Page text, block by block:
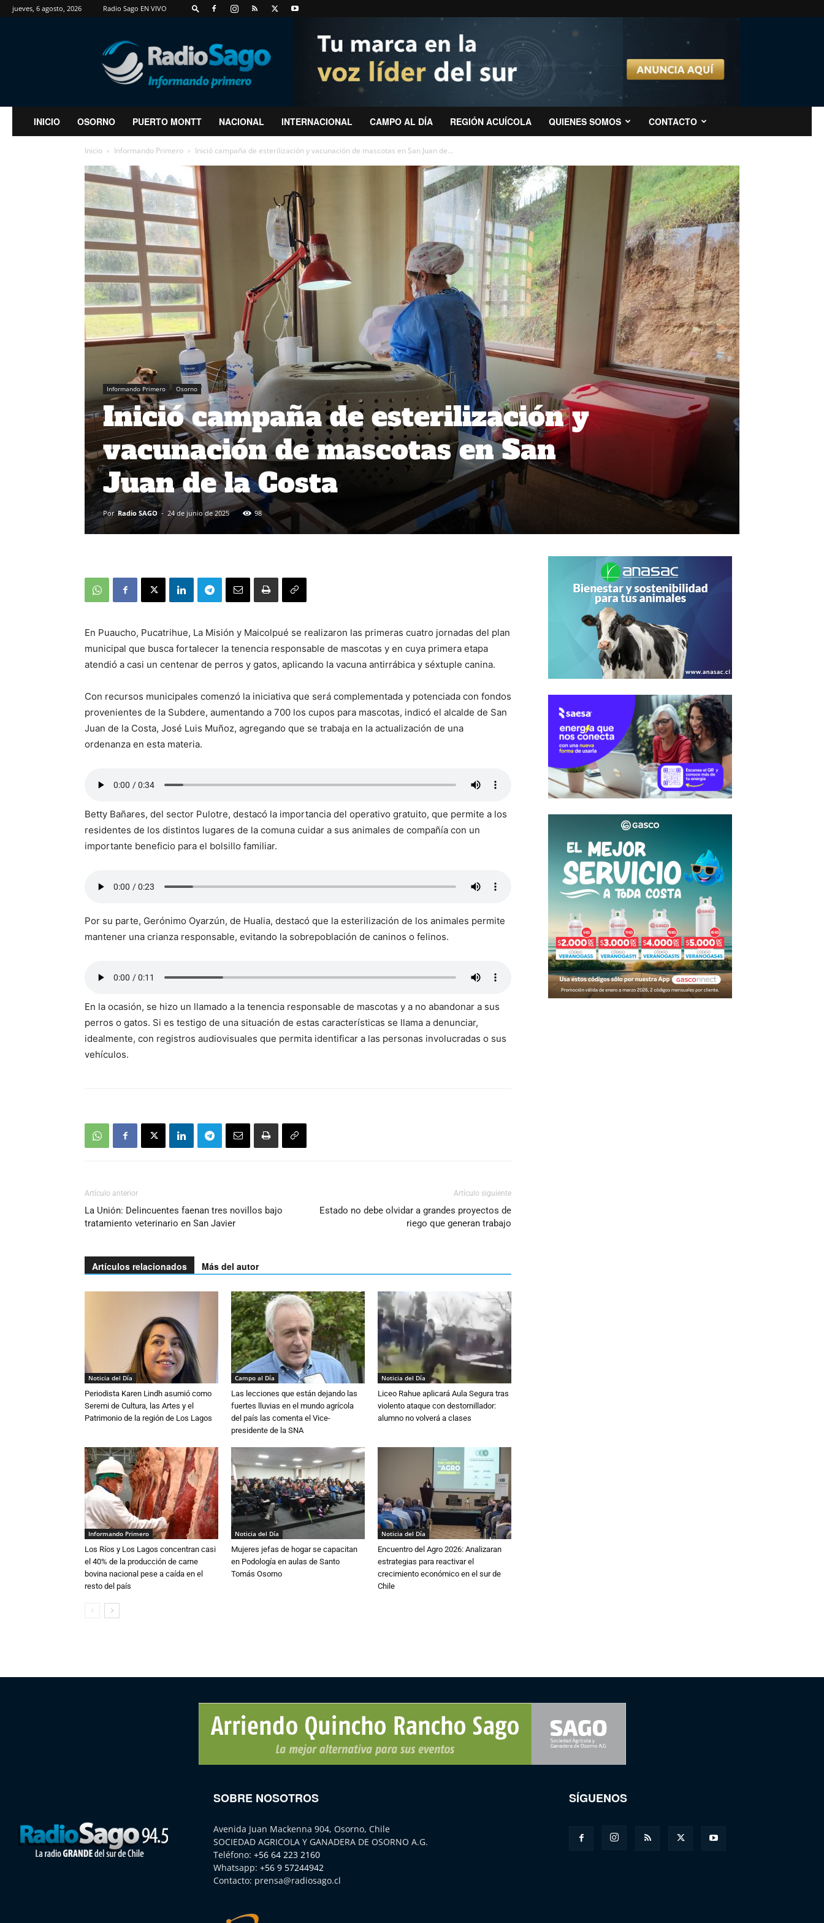
jueves, 6 agosto, 2026 Radio Sago EN VIVO
RadioSago
INICIO OSORNO PUERTO MONTT NACIONAL INTERNACIONAL CAMPO AL DÍA REGIÓN ACUÍCOLA QUIENES SOMOS CONTACTO
Inicio Informando Primero Inició campaña de esterilización y vacunación de mascotas en San Juan de...
Informando Primero Osorno
Inició campaña de esterilización y
vacunación de mascotas en San
Juan de la Costa
Por Radio SAGO - 24 de junio de 2025 98
En Puaucho, Pucatrihue, La Misión y Maicolpué se realizaron las primeras cuatro jornadas del plan
municipal que busca fortalecer la tenencia responsable de mascotas y en cuya primera etapa
atendió a casi un centenar de perros y gatos, aplicando la vacuna antirrábica y séxtuple canina.
Con recursos municipales comenzó la iniciativa que será complementada y potenciada con fondos
provenientes de la Subdere, aumentando a 700 los cupos para mascotas, indicó el alcalde de San
Juan de la Costa, José Luis Muñoz, agregando que se trabaja en la actualización de una
ordenanza en esta materia.
Betty Bañares, del sector Pulotre, destacó la importancia del operativo gratuito, que permite a los
residentes de los distintos lugares de la comuna cuidar a sus animales de compañía con un
importante beneficio para el bolsillo familiar.
Por su parte, Gerónimo Oyarzún, de Hualia, destacó que la esterilización de los animales permite
mantener una crianza responsable, evitando la sobrepoblación de caninos o felinos.
En la ocasión, se hizo un llamado a la tenencia responsable de mascotas y a no abandonar a sus
perros o gatos. Si es testigo de una situación de estas características se llama a denunciar,
idealmente, con registros audiovisuales que permita identificar a las personas involucradas o sus
vehículos.
Artículo anterior
La Unión: Delincuentes faenan tres novillos bajo
tratamiento veterinario en San Javier
Artículo siguiente
Estado no debe olvidar a grandes proyectos de
riego que generan trabajo
Artículos relacionados Más del autor
Noticia del Día
Periodista Karen Lindh asumió como
Seremi de Cultura, las Artes y el
Patrimonio de la región de Los Lagos
Campo al Día
Las lecciones que están dejando las
fuertes lluvias en el mundo agrícola
del país las comenta el Vice-
presidente de la SNA
Noticia del Día
Liceo Rahue aplicará Aula Segura tras
violento ataque con destornillador:
alumno no volverá a clases
Informando Primero
Los Ríos y Los Lagos concentran casi
el 40% de la producción de carne
bovina nacional pese a caída en el
resto del país
Noticia del Día
Mujeres jefas de hogar se capacitan
en Podología en aulas de Santo
Tomás Osorno
Noticia del Día
Encuentro del Agro 2026: Analizaran
estrategias para reactivar el
crecimiento económico en el sur de
Chile
SOBRE NOSOTROS
Avenida Juan Mackenna 904, Osorno, Chile
SOCIEDAD AGRICOLA Y GANADERA DE OSORNO A.G.
Teléfono: +56 64 223 2160
Whatsapp: +56 9 57244942
Contacto: prensa@radiosago.cl
SÍGUENOS